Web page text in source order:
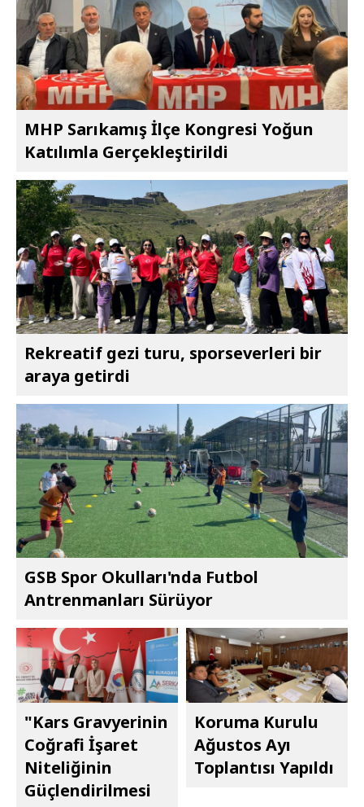
MHP Sarıkamış İlçe Kongresi Yoğun
Katılımla Gerçekleştirildi
Rekreatif gezi turu, sporseverleri bir
araya getirdi
GSB Spor Okulları'nda Futbol
Antrenmanları Sürüyor
"Kars Gravyerinin
Coğrafi İşaret
Niteliğinin
Güçlendirilmesi
Koruma Kurulu
Ağustos Ayı
Toplantısı Yapıldı